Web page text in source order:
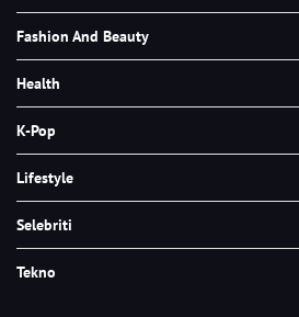
Fashion And Beauty
Health
K-Pop
Lifestyle
Selebriti
Tekno